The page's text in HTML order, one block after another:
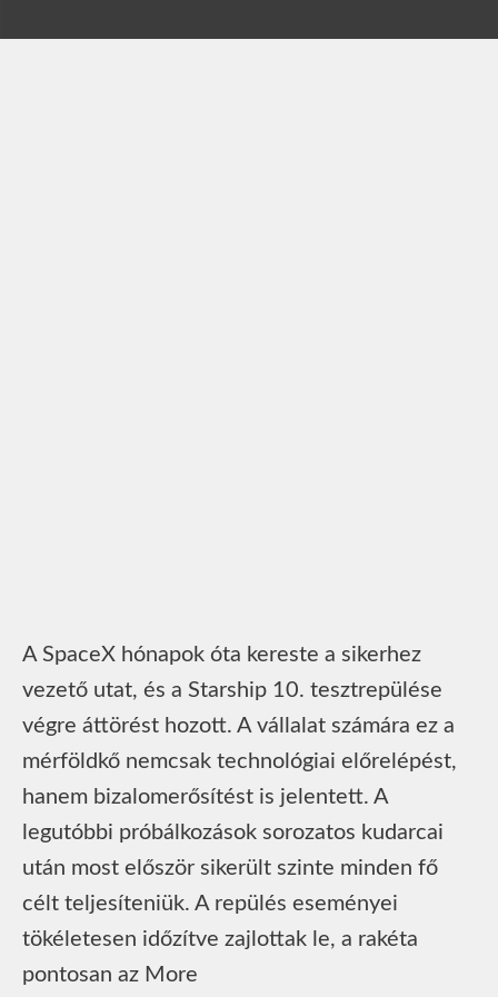
A SpaceX hónapok óta kereste a sikerhez
vezető utat, és a Starship 10. tesztrepülése
végre áttörést hozott. A vállalat számára ez a
mérföldkő nemcsak technológiai előrelépést,
hanem bizalomerősítést is jelentett. A
legutóbbi próbálkozások sorozatos kudarcai
után most először sikerült szinte minden fő
célt teljesíteniük. A repülés eseményei
tökéletesen időzítve zajlottak le, a rakéta
pontosan az More